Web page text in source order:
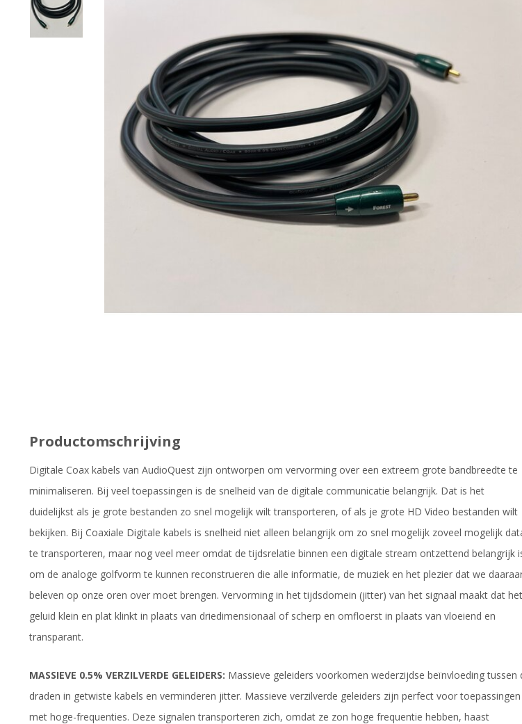
Productomschrijving
Digitale Coax kabels van AudioQuest zijn ontworpen om vervorming over een extreem grote bandbreedte te
minimaliseren. Bij veel toepassingen is de snelheid van de digitale communicatie belangrijk. Dat is het
duidelijkst als je grote bestanden zo snel mogelijk wilt transporteren, of als je grote HD Video bestanden wilt
bekijken. Bij Coaxiale Digitale kabels is snelheid niet alleen belangrijk om zo snel mogelijk zoveel mogelijk
te transporteren, maar nog veel meer omdat de tijdsrelatie binnen een digitale stream ontzettend belangrijk
om de analoge golfvorm te kunnen reconstrueren die alle informatie, de muziek en het plezier dat we
beleven op onze oren over moet brengen. Vervorming in het tijdsdomein (jitter) van het signaal maakt dat het
geluid klein en plat klinkt in plaats van driedimensionaal of scherp en omfloerst in plaats van vloeiend en
transparant.
MASSIEVE 0.5% VERZILVERDE GELEIDERS: Massieve geleiders voorkomen wederzijdse beïnvloeding tussen
draden in getwiste kabels en verminderen jitter. Massieve verzilverde geleiders zijn perfect voor toepassingen
met hoge-frequenties. Deze signalen transporteren zich, omdat ze zon hoge frequentie hebben, haast